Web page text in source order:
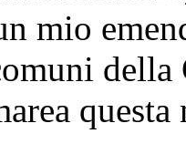
mio
della
questa